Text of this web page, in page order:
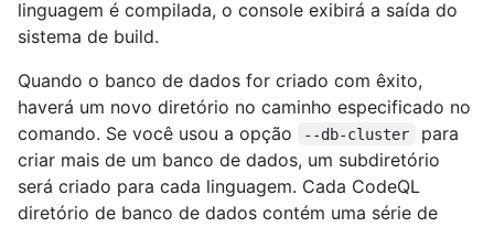
linguagem é compilada, o console exibirá a saída do
sistema de build.
Quando o banco de dados for criado com êxito,
haverá um novo diretório no caminho especificado no
comando. Se você usou a opção
--db-cluster
para
criar mais de um banco de dados, um subdiretório
será criado para cada linguagem. Cada CodeQL
diretório de banco de dados contém uma série de